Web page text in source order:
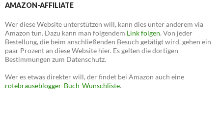
AMAZON-AFFILIATE
Wer diese Website unterstützen will, kann dies unter anderem via
Amazon tun. Dazu kann man folgendem Link folgen. Von jeder
Bestellung, die beim anschließenden Besuch getätigt wird, gehen ein
paar Prozent an diese Website hier. Es gelten die dortigen
Bestimmungen zum Datenschutz.
Wer es etwas direkter will, der findet bei Amazon auch eine
rotebrauseblogger-Buch-Wunschliste.